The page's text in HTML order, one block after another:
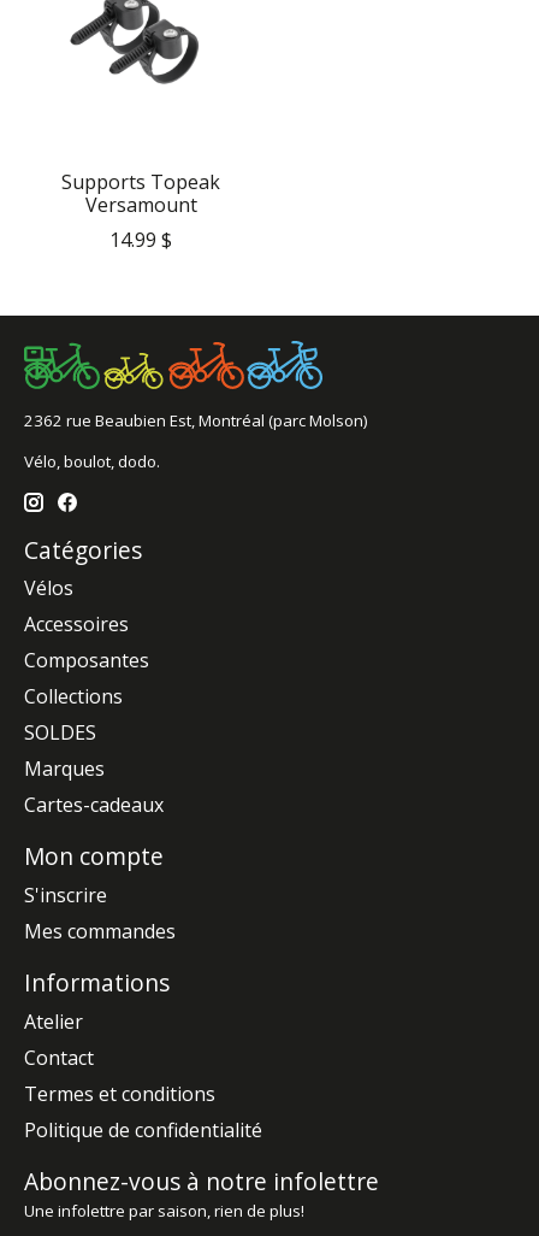
Supports Topeak
Versamount
14.99 $
2362 rue Beaubien Est, Montréal (parc Molson)
Vélo, boulot, dodo.
Catégories
Vélos
Accessoires
Composantes
Collections
SOLDES
Marques
Cartes-cadeaux
Mon compte
S'inscrire
Mes commandes
Informations
Atelier
Contact
Termes et conditions
Politique de confidentialité
Abonnez-vous à notre infolettre
Une infolettre par saison, rien de plus!